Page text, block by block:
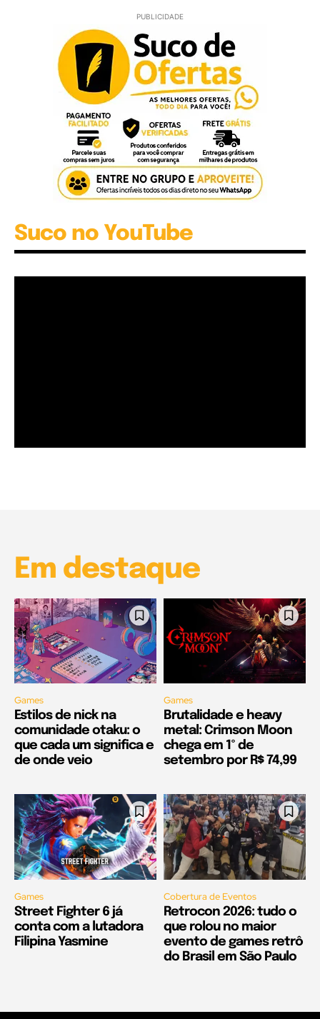
PUBLICIDADE
Suco no YouTube
Em destaque
Games
Estilos de nick na
comunidade otaku: o
que cada um significa e
de onde veio
Games
Brutalidade e heavy
metal: Crimson Moon
chega em 1º de
setembro por R$ 74,99
Games
Street Fighter 6 já
conta com a lutadora
Filipina Yasmine
Cobertura de Eventos
Retrocon 2026: tudo o
que rolou no maior
evento de games retrô
do Brasil em São Paulo